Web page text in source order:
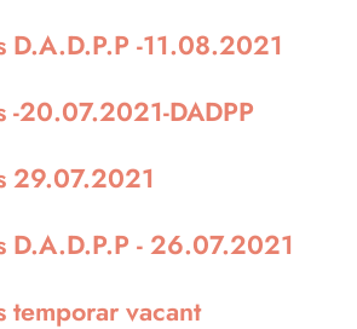
D.A.D.P.P -11.08.2021
-20.07.2021-DADPP
29.07.2021
D.A.D.P.P - 26.07.2021
temporar vacant